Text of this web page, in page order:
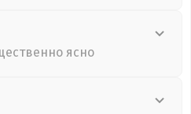
ясно